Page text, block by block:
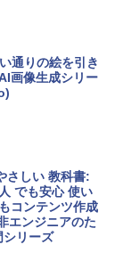
インチ パソコ
M5チップ搭載
Robux 【限
む】 【オンラ
ックス | オン
Business 202
コード版|Wind
台
通りの絵を引き
画像生成シリー
さしい 教科書:
でも安心 使い
コンテンツ作成
エンジニアのた
シリーズ